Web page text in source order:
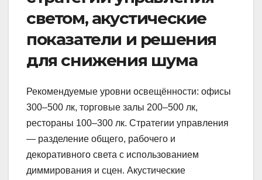
светом, акустические
показатели и решения
для снижения шума
Рекомендуемые уровни освещённости: офисы
300–500 лк, торговые залы 200–500 лк,
рестораны 100–300 лк. Стратегии управления
— разделение общего, рабочего и
декоративного света с использованием
диммирования и сцен. Акустические